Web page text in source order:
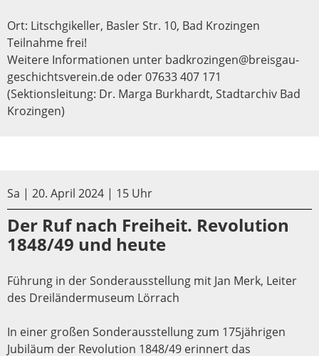
Ort: Litschgikeller, Basler Str. 10, Bad Krozingen
Teilnahme frei!
Weitere Informationen unter badkrozingen@breisgau-
geschichtsverein.de oder 07633 407 171
(Sektionsleitung: Dr. Marga Burkhardt, Stadtarchiv Bad
Krozingen)
Sa | 20. April 2024 | 15 Uhr
Der Ruf nach Freiheit. Revolution
1848/49 und heute
Führung in der Sonderausstellung mit Jan Merk, Leiter
des Dreiländermuseum Lörrach
In einer großen Sonderausstellung zum 175jährigen
Jubiläum der Revolution 1848/49 erinnert das